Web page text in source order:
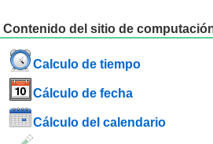
Contenido del sitio de
Calculo de tiempo
Cálculo de fecha
Cálculo del calendario